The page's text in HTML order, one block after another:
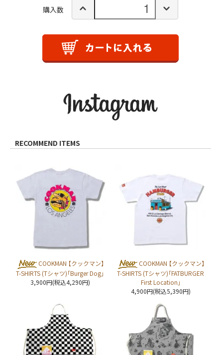
購入数
RECOMMEND ITEMS
COOKMAN 【クックマン】
T-SHIRTS (Tシャツ)「Burger Dog」
3,900円(税込4,290円)
COOKMAN 【クックマン】
T-SHIRTS (Tシャツ)「FATBURGER
First Location」
4,900円(税込5,390円)